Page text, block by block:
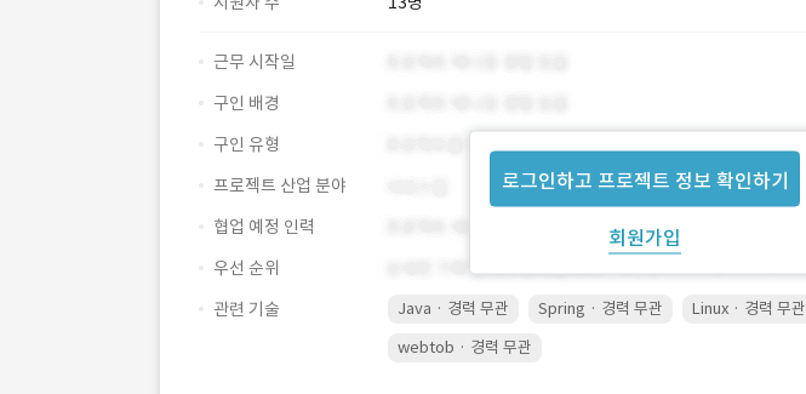
로그인하고 프로젝트 정보 확인하기
회원가입
근무 시작일
구인 배경
구인 유형
프로젝트 산업 분야
협업 예정 인력
우선 순위
관련 기술
Java · 경력 무관 Spring · 경력 무관 Linux · 경력 무관
webtob · 경력 무관